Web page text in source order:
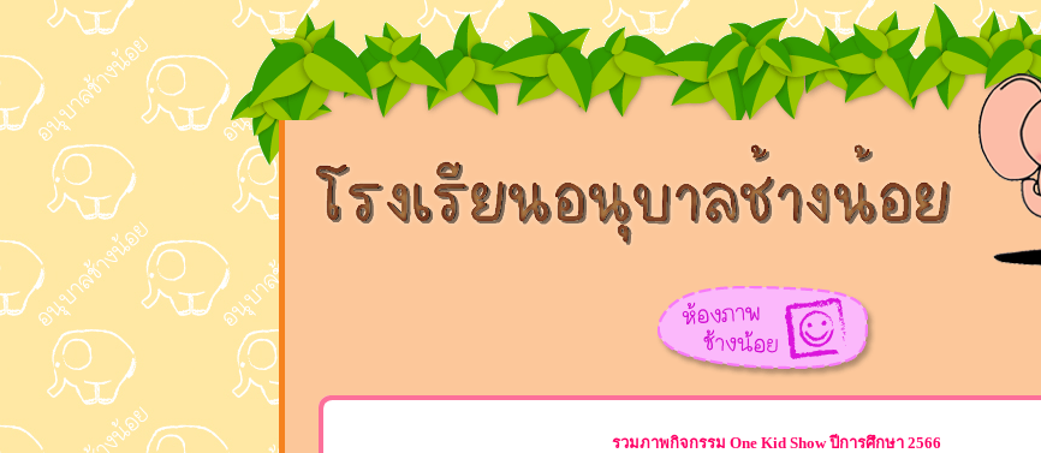
รวมภาพกิจกรรม One Kid Show ปีการศึกษา 2566